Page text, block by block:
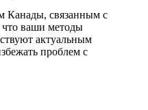
Канады, связанным с
что ваши методы
актуальным
проблем с